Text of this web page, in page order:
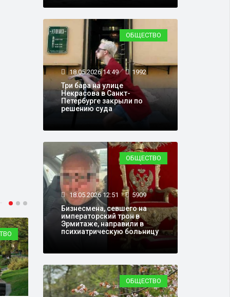
О ЛЮДЯХ
ОБЩЕСТВО
18.05.2026 14:49 1992
Три бара на улице
Некрасова в Санкт-
Петербурге закрыли по
решению суда
ОБЩЕСТВО
18.05.2026 12:51 5909
Бизнесмена, севшего на
императорский трон в
Эрмитаже, направили в
психиатрическую больницу
ОБЩЕСТВО